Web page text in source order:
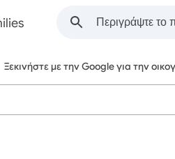
Ξεκινήστε με την Google για την